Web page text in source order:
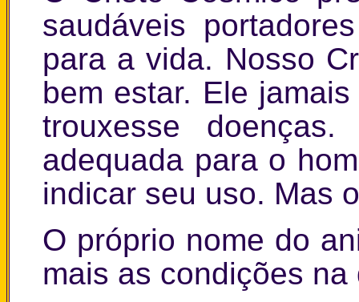
saudáveis
para a vida. Nosso
bem estar. Ele
trouxesse
adequada para o
indicar seu uso. Mas
O próprio nome do
mais as condições na